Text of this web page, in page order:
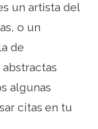
un artista del
o un
de
algunas
citas en tu